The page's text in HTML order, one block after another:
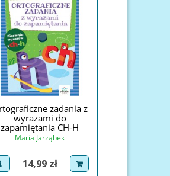
zadania z
wyrazami do
zapamiętania CH-H
Maria Jarząbek
view product
Cena
14,99 zł dodaj do koszyka